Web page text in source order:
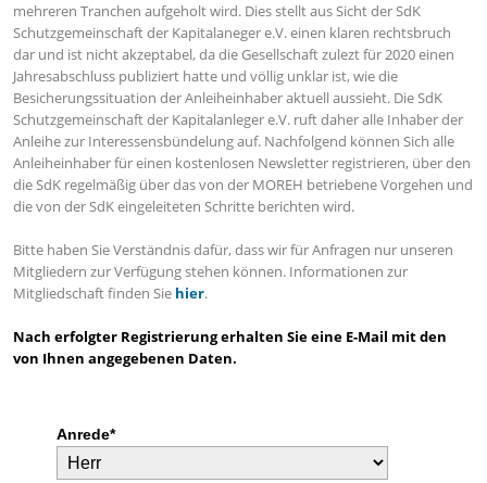
mehreren Tranchen aufgeholt wird. Dies stellt aus Sicht der SdK
Schutzgemeinschaft der Kapitalaneger e.V. einen klaren rechtsbruch
dar und ist nicht akzeptabel, da die Gesellschaft zulezt für 2020 einen
Jahresabschluss publiziert hatte und völlig unklar ist, wie die
Besicherungssituation der Anleiheinhaber aktuell aussieht. Die SdK
Schutzgemeinschaft der Kapitalanleger e.V. ruft daher alle Inhaber der
Anleihe zur Interessensbündelung auf. Nachfolgend können Sich alle
Anleiheinhaberfür einen kostenlosen Newsletter registrieren, über den
die SdK regelmäßig über das von der MOREH betriebene Vorgehen und
die von der SdK eingeleiteten Schritte berichten wird.
Bitte haben Sie Verständnis dafür, dass wir für Anfragen nur unseren
Mitgliedern zur Verfügung stehen können. Informationen zur
Mitgliedschaft finden Sie hier.
Nach erfolgter Registrierung erhalten Sie eine E-Mail mit den
von Ihnen angegebenen Daten.
Anrede*